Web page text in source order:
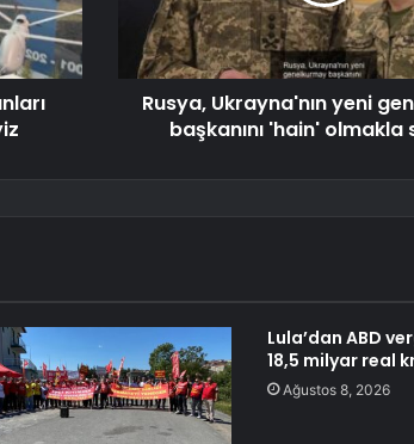
Rusya, Ukrayna'nın yeni
başkanını 'hain' olmakla
Lula’dan ABD
18,5 milyar real
Ağustos 8, 2026